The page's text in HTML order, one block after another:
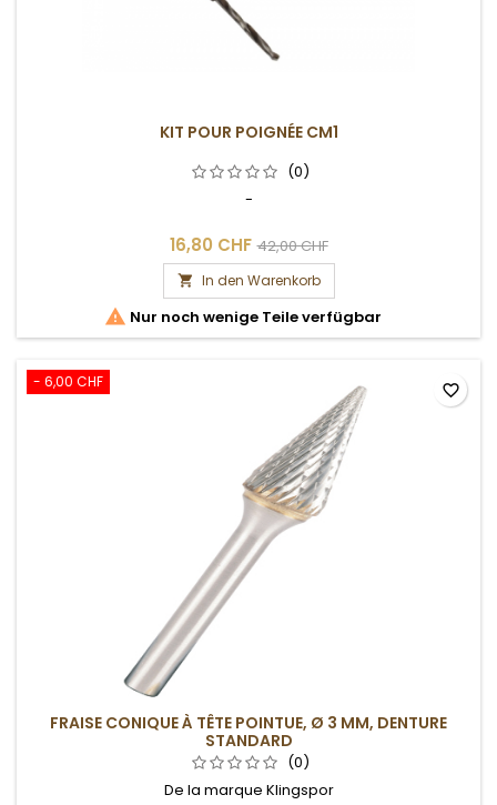
KIT POUR POIGNÉE CM1
(0)
-
16,80 CHF 42,00 CHF
 In den Warenkorb
 Nur noch wenige Teile verfügbar
- 6,00 CHF
FRAISE CONIQUE À TÊTE POINTUE, Ø 3 MM, DENTURE
STANDARD
(0)
De la marque Klingspor
favorite_border